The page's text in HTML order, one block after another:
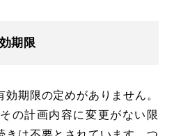
期限
期限の定めがありません。
の計画内容に変更がない限